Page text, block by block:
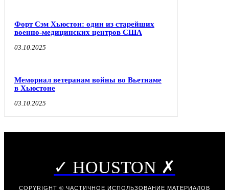
Форт Сэм Хьюстон: один из старейших
военно-медицинских центров США
03.10.2025
Мемориал ветеранам войны во Вьетнаме
в Хьюстоне
03.10.2025
✓ HOUSTON ✗
COPYRIGHT © ЧАСТИЧНОЕ ИСПОЛЬЗОВАНИЕ МАТЕРИАЛОВ